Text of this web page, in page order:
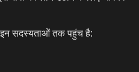
इन सदस्यताओं तक पहुंच है: